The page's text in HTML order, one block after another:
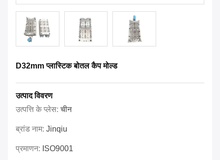
D32mm प्लास्टिक बोतल कैप मोल्ड
उत्पाद विवरण
उत्पत्ति के प्लेस:चीन
ब्रांड नाम: Jinqiu
प्रमाणन: ISO9001